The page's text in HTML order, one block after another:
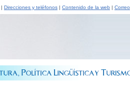
| Direcciones y teléfonos | Contenido de la web | Correo